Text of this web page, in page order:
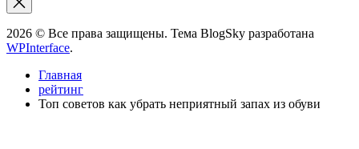
2026 © Все права защищены. Тема BlogSky разработана
WPInterface.
Главная
рейтинг
Топ советов как убрать неприятный запах из обуви